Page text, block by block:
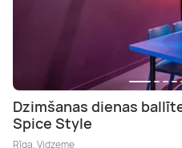
Dzimšanas dienas
Spice Style
Rīga, Vidzeme